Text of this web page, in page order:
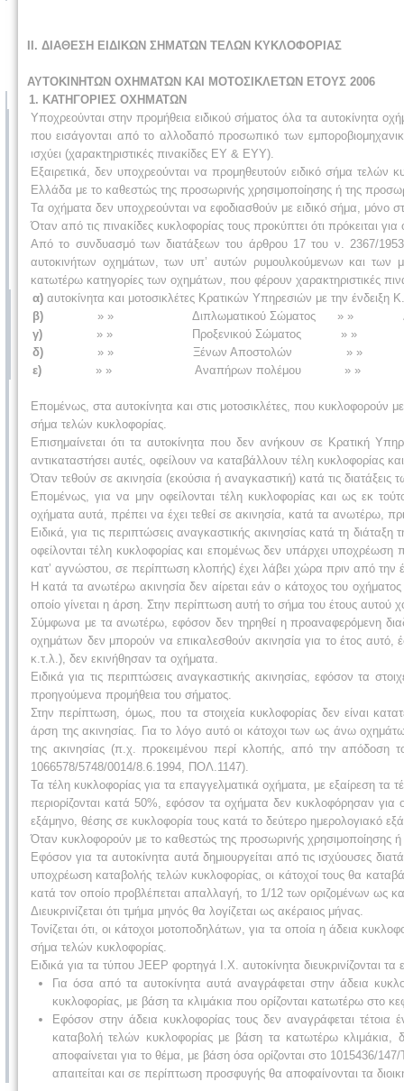
ΙΙ. ΔΙΑΘΕΣΗ ΕΙΔΙΚΩΝ ΣΗΜΑΤΩΝ ΤΕΛΩΝ ΚΥΚΛΟΦΟΡΙΑΣ
ΑΥΤΟΚΙΝΗΤΩΝ ΟΧΗΜΑΤΩΝ ΚΑΙ ΜΟΤΟΣΙΚΛΕΤΩΝ ΕΤΟΥΣ 2006
1. ΚΑΤΗΓΟΡΙΕΣ ΟΧΗΜΑΤΩΝ
Υποχρεούνται στην προμήθεια ειδικού σήματος όλα τα αυτοκίνητα
που εισάγονται από το αλλοδαπό προσωπικό των
ισχύει (χαρακτηριστικές πινακίδες ΕΥ & ΕΥΥ).
Εξαιρετικά, δεν υποχρεούνται να προμηθευτούν ειδικό σήμα
Ελλάδα με το καθεστώς της προσωρινής χρησιμοποίησης ή της
Τα οχήματα δεν υποχρεούνται να εφοδιασθούν με ειδικό σήμα, μόνο
Όταν από τις πινακίδες κυκλοφορίας τους προκύπτει ότι
Από το συνδυασμό των διατάξεων του άρθρου 17 του ν. 2367/
αυτοκινήτων οχημάτων, των υπ’ αυτών ρυμουλκούμενων και των
κατωτέρω κατηγορίες των οχημάτων, που φέρουν χαρακτηριστικές
α) αυτοκίνητα και μοτοσικλέτες Κρατικών Υπηρεσιών με την ένδειξη
β) » » Διπλωματικού Σώματος » »
γ) » » Προξενικού Σώματος » »
δ) » » Ξένων Αποστολών » »
ε) » » Aναπήρων πολέμου » »
Επομένως, στα αυτοκίνητα και στις μοτοσικλέτες, που κυκλοφορούν
σήμα τελών κυκλοφορίας.
Επισημαίνεται ότι τα αυτοκίνητα που δεν ανήκουν σε Κρατική
αντικαταστήσει αυτές, οφείλουν να καταβάλλουν τέλη κυκλοφορίας
Όταν τεθούν σε ακινησία (εκούσια ή αναγκαστική) κατά τις
Επομένως, για να μην οφείλονται τέλη κυκλοφορίας και ως εκ
οχήματα αυτά, πρέπει να έχει τεθεί σε ακινησία, κατά τα ανωτέρω,
Ειδικά, για τις περιπτώσεις αναγκαστικής ακινησίας κατά τη
οφείλονται τέλη κυκλοφορίας και επομένως δεν υπάρχει
κατ’ αγνώστου, σε περίπτωση κλοπής) έχει λάβει χώρα πριν από την
Η κατά τα ανωτέρω ακινησία δεν αίρεται εάν ο κάτοχος του
οποίο γίνεται η άρση. Στην περίπτωση αυτή το σήμα του έτους αυτού
Σύμφωνα με τα ανωτέρω, εφόσον δεν τηρηθεί η προαναφερόμενη
οχημάτων δεν μπορούν να επικαλεσθούν ακινησία για το έτος
κ.τ.λ.), δεν εκινήθησαν τα οχήματα.
Ειδικά για τις περιπτώσεις αναγκαστικής ακινησίας, εφόσον τα
προηγούμενα προμήθεια του σήματος.
Στην περίπτωση, όμως, που τα στοιχεία κυκλοφορίας δεν είναι
άρση της ακινησίας. Για το λόγο αυτό οι κάτοχοι των ως άνω
της ακινησίας (π.χ. προκειμένου περί κλοπής, από την απόδοση
1066578/5748/0014/8.6.1994, ΠΟΛ.1147).
Τα τέλη κυκλοφορίας για τα επαγγελματικά οχήματα, με εξαίρεση τα
περιορίζονται κατά 50%, εφόσον τα οχήματα δεν κυκλοφόρησαν
εξάμηνο, θέσης σε κυκλοφορία τους κατά το δεύτερο ημερολογιακό
Όταν κυκλοφορούν με το καθεστώς της προσωρινής
Εφόσον για τα αυτοκίνητα αυτά δημιουργείται από τις
υποχρέωση καταβολής τελών κυκλοφορίας, οι κάτοχοί τους θα
κατά τον οποίο προβλέπεται απαλλαγή, το 1/12 των οριζομένων ως
Διευκρινίζεται ότι τμήμα μηνός θα λογίζεται ως ακέραιος μήνας.
Τονίζεται ότι, οι κάτοχοι μοτοποδηλάτων, για τα οποία η άδεια
σήμα τελών κυκλοφορίας.
Ειδικά για τα τύπου JEEP φορτηγά Ι.Χ. αυτοκίνητα διευκρινίζονται τα
Για όσα από τα αυτοκίνητα αυτά αναγράφεται στην άδεια
κυκλοφορίας, με βάση τα κλιμάκια που ορίζονται κατωτέρω στο
Εφόσον στην άδεια κυκλοφορίας τους δεν αναγράφεται τέτοια
καταβολή τελών κυκλοφορίας με βάση τα κατωτέρω κλιμάκια,
αποφαίνεται για το θέμα, με βάση όσα ορίζονται στο 1015436/
απαιτείται και σε περίπτωση προσφυγής θα αποφαίνονται τα